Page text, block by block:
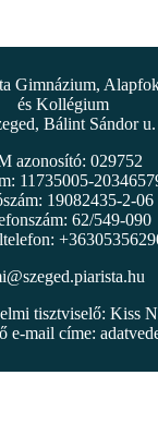
Gimnázium,
és Kollégium
Bálint Sándor
azonosító: 029752
11735005-
19082435-2-06
62/549-090
tisztviselő: Kiss
e-mail címe: